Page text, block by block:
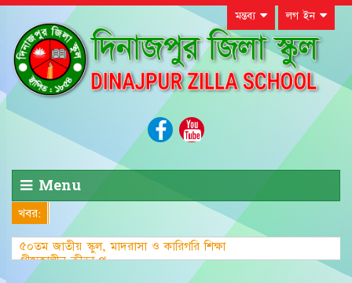
মন্তব্য লগ ইন
Menu
খবর:
৫০তম জাতীয় স্কুল, মাদরাসা ও কারিগরি শিক্ষা
গ্রীষ্মকালীন ক্রীড়া প্রতিযোগিতা-২